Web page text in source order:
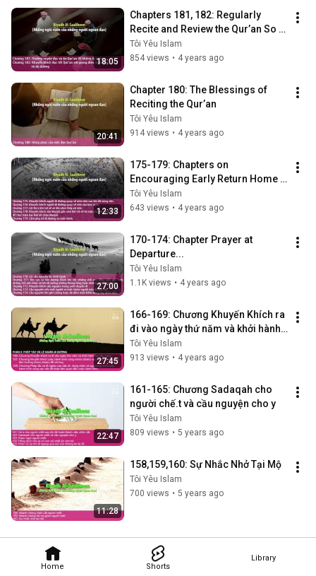
Home Shorts
Library
18:05
Chapters 181, 182: Regularly
Recite and Review the Qur’an So
As Not to Forget
Tôi Yêu Islam
854 views • 4 years ago
20:41
Chapter 180: The Blessings of
Reciting the Qur’an
Tôi Yêu Islam
914 views • 4 years ago
12:33
175-179: Chapters on
Encouraging Early Return Home
After Finishing Work
Tôi Yêu Islam
643 views • 4 years ago
27:00
170-174: Chapter Prayer at
Departure...
Tôi Yêu Islam
1.1K views • 4 years ago
27:45
166-169: Chương Khuyến Khích ra
đi vào ngày thứ năm và khởi hành
lúc đầu ngày
Tôi Yêu Islam
913 views • 4 years ago
22:47
161-165: Chương Sadaqah cho
người chế.t và cầu nguyện cho y
Tôi Yêu Islam
809 views • 5 years ago
11:28
158,159,160: Sự Nhắc Nhở Tại Mộ
Tôi Yêu Islam
700 views • 5 years ago